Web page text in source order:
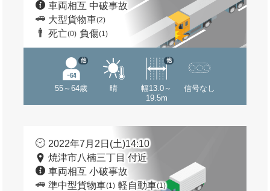
車両相互 中破事故
大型貨物車(2)
死亡(0) 負傷(1)
55～64歳
他
晴
幅13.0～
19.5m
他
信号なし
2022年7月2日(土)14:10
焼津市八楠三丁目 付近
車両相互 小破事故
準中型貨物車(1) 軽自動車(1)